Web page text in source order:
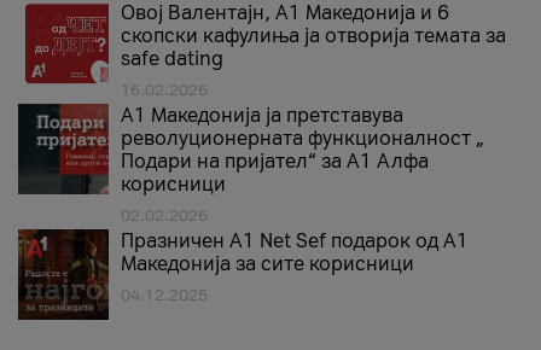
Овој Валентајн, A1 Македонија и 6
скопски кафулиња ја отворија темата за
safe dating
16.02.2026
А1 Македонија ја претставува
револуционерната функционалност „
Подари на пријател“ за А1 Алфа
корисници
02.02.2026
Празничен A1 Net Sеf подарок од А1
Македонија за сите корисници
04.12.2025